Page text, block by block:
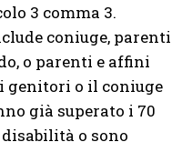
3 comma 3.
coniuge, parenti
o parenti e affini
genitori o il coniuge
già superato i 70
o sono